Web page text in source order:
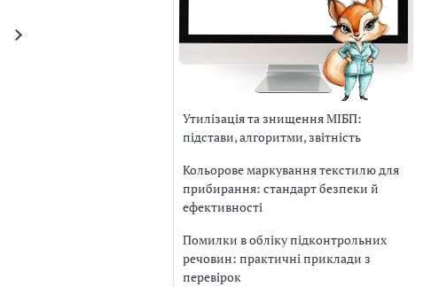
Утилізація та знищення МІБП:
підстави, алгоритми, звітність
Кольорове маркування текстилю для
прибирання: стандарт безпеки й
ефективності
Помилки в обліку підконтрольних
речовин: практичні приклади з
перевірок